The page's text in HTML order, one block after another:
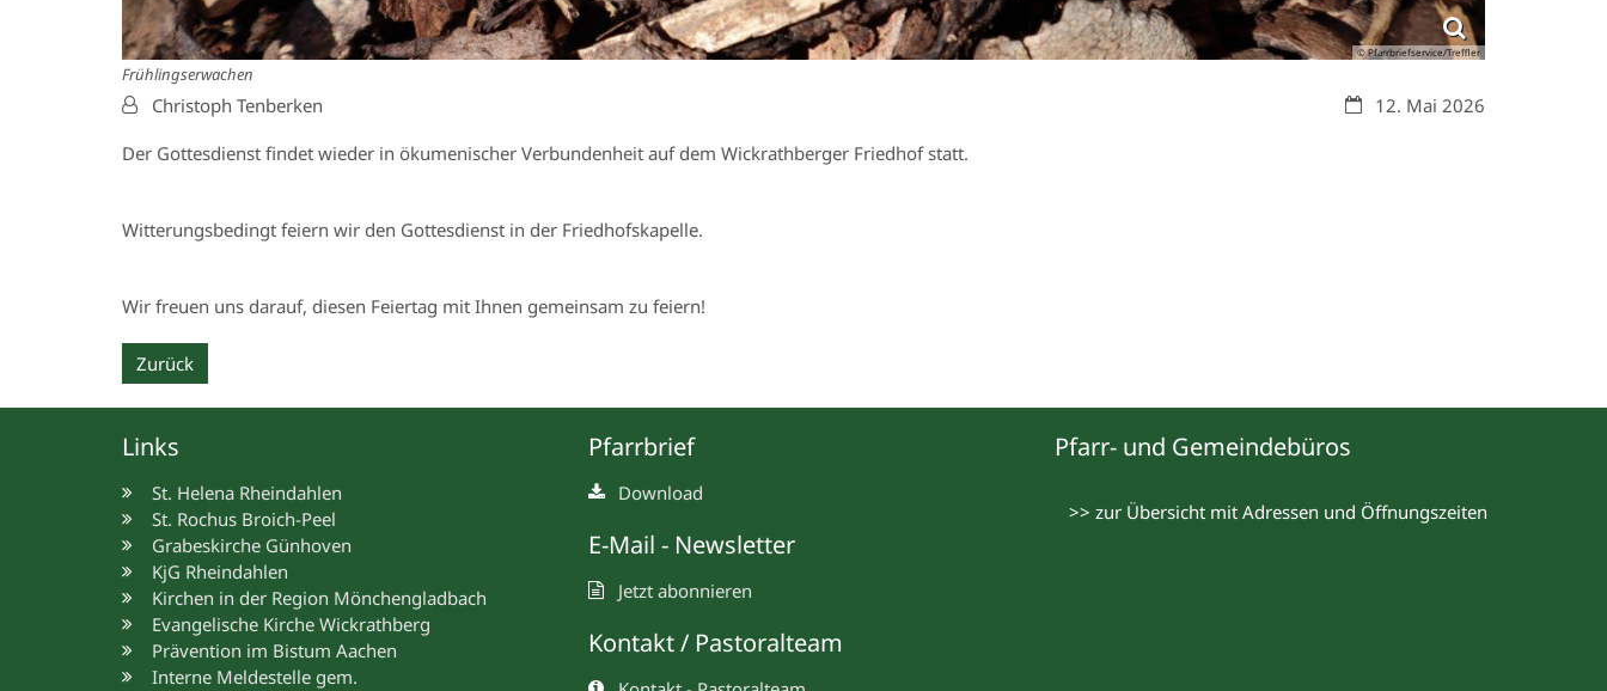
© Pfarrbriefservice/Treffler
Frühlingserwachen
Datum:12. Mai 2026
Von:Christoph Tenberken
Der Gottesdienst findet wieder in ökumenischer Verbundenheit auf dem Wickrathberger Friedhof statt.
Witterungsbedingt feiern wir den Gottesdienst in der Friedhofskapelle.
Wir freuen uns darauf, diesen Feiertag mit Ihnen gemeinsam zu feiern!
Zurück
Links
St. Helena Rheindahlen
St. Rochus Broich-Peel
Grabeskirche Günhoven
KjG Rheindahlen
Kirchen in der Region Mönchengladbach
Evangelische Kirche Wickrathberg
Prävention im Bistum Aachen
Interne Meldestelle gem.
Pfarrbrief
Download
E-Mail - Newsletter
Jetzt abonnieren
Kontakt / Pastoralteam
Pfarr- und Gemeindebüros
>> zur Übersicht mit Adressen und Öffnungszeiten